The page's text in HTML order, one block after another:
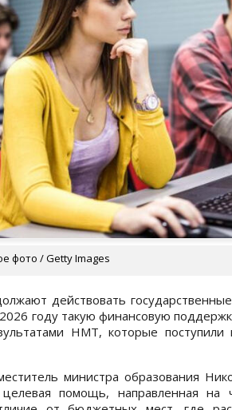
фото / Getty Images
действовать
году такую финансовую
НМТ, которые
министра образования
целевая помощь, направленная на